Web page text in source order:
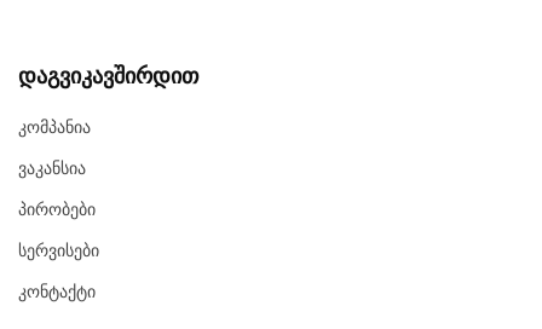
Დაგვიკავშირდით
Კომპანია
Ვაკანსია
Პირობები
Სერვისები
Კონტაქტი